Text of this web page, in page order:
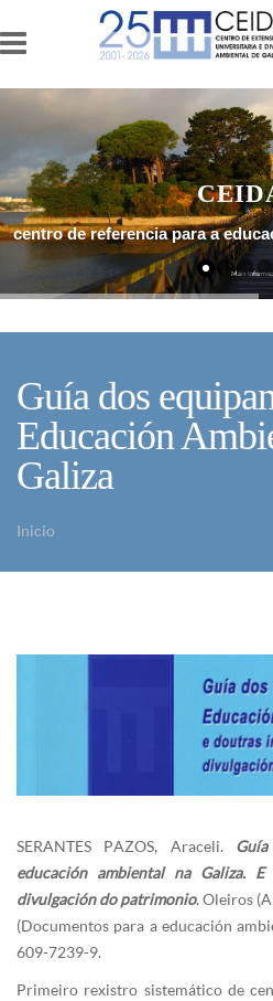
Ir o contido principal
centro de referencia para a
Máis
Guía dos
Educación
Galiza
Inicio
SERANTES PAZOS, Araceli.
educación ambiental na Galiza.
divulgación do patrimonio. Oleiros
(Documentos para a educación
609-7239-9.
Primeiro rexistro sistemático de